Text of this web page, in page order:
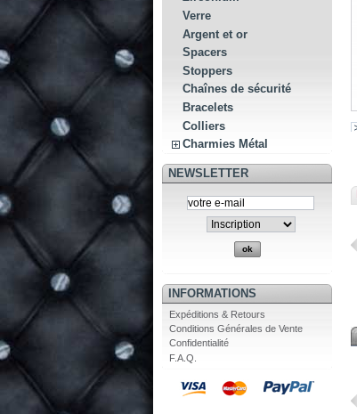
Verre
Argent et or
Spacers
Stoppers
Chaînes de sécurité
Bracelets
Colliers
Charmies Métal
NEWSLETTER
INFORMATIONS
Expéditions & Retours
Conditions Générales de Vente
Confidentialité
F.A.Q.